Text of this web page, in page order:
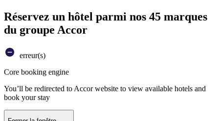
Réservez un hôtel parmi nos 45 marques
du groupe Accor
erreur(s)
Core booking engine
You’ll be redirected to Accor website to view available hotels and
book your stay